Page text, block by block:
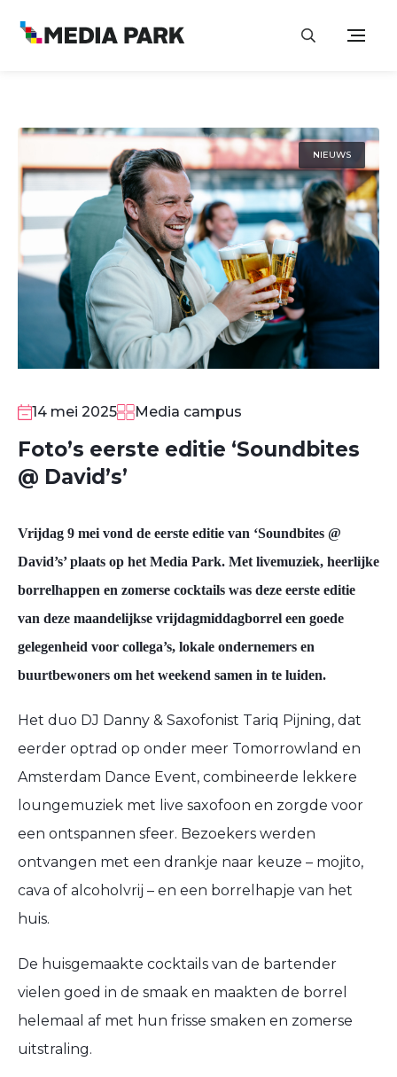
NIEUWS
14 mei 2025 Media campus
Foto’s eerste editie ‘Soundbites
@ David’s’
Vrijdag 9 mei vond de eerste editie van ‘Soundbites @
David’s’ plaats op het Media Park. Met livemuziek, heerlijke
borrelhappen en zomerse cocktails was deze eerste editie
van deze maandelijkse vrijdagmiddagborrel een goede
gelegenheid voor collega’s, lokale ondernemers en
buurtbewoners om het weekend samen in te luiden.
Het duo DJ Danny & Saxofonist Tariq Pijning, dat
eerder optrad op onder meer Tomorrowland en
Amsterdam Dance Event, combineerde lekkere
loungemuziek met live saxofoon en zorgde voor
een ontspannen sfeer. Bezoekers werden
ontvangen met een drankje naar keuze – mojito,
cava of alcoholvrij – en een borrelhapje van het
huis.
De huisgemaakte cocktails van de bartender
vielen goed in de smaak en maakten de borrel
helemaal af met hun frisse smaken en zomerse
uitstraling.